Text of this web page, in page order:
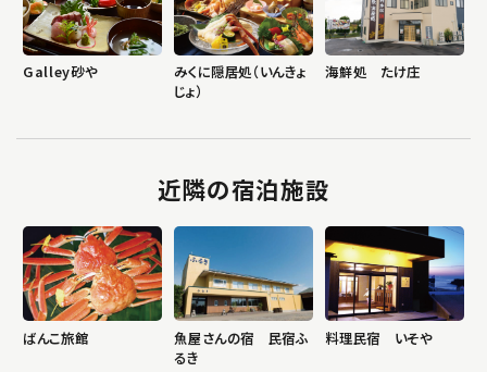
Galley砂や
みくに隠居処（いんきょ
じょ）
海鮮処 たけ庄
近隣の宿泊施設
ばんこ旅館
魚屋さんの宿 民宿ふ
るき
料理民宿 いそや